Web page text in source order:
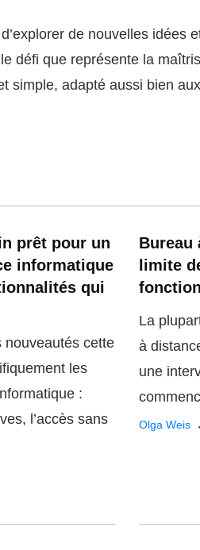
d’explorer de nouvelles
défi que représente la
simple, adapté aussi bien
prêt pour un
informatique
qui
nouveautés cette
les
:
l’accès sans
Bureau
limite
​La
à
une
Olga Weis